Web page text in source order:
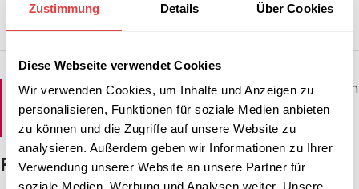
Zustimmung Details Über Cookies
Diese Webseite verwendet Cookies
Wir verwenden Cookies, um Inhalte und Anzeigen zu
personalisieren, Funktionen für soziale Medien anbieten
zu können und die Zugriffe auf unsere Website zu
analysieren. Außerdem geben wir Informationen zu Ihrer
Verwendung unserer Website an unsere Partner für
soziale Medien, Werbung und Analysen weiter. Unsere
Ø 35 cm
(rund)
100 %
fixierbarer Gummi–
Tipp:Kombinieren Sie Monoblock Kissen mit passenden
Stuhlhussen für noch mehr Farbvielfalt und
Wetterschutz.
Passendes Zubehör